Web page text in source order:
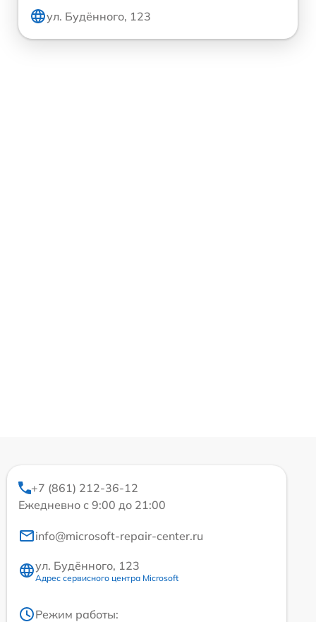
ул. Будённого, 123
+7 (861) 212-36-12
Ежедневно с 9:00 до 21:00
info@microsoft-repair-center.ru
ул. Будённого, 123
Адрес сервисного центра Microsoft
Режим работы: